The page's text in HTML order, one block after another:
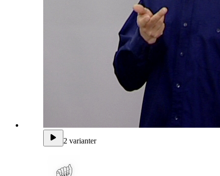
2 varianter